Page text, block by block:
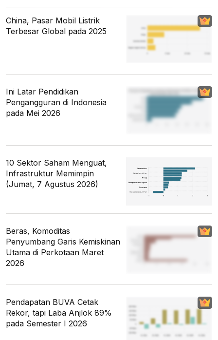
China, Pasar Mobil Listrik
Terbesar Global pada 2025
Ini Latar Pendidikan
Pengangguran di Indonesia
pada Mei 2026
10 Sektor Saham Menguat,
Infrastruktur Memimpin
(Jumat, 7 Agustus 2026)
Beras, Komoditas
Penyumbang Garis Kemiskinan
Utama di Perkotaan Maret
2026
Pendapatan BUVA Cetak
Rekor, tapi Laba Anjlok 89%
pada Semester I 2026